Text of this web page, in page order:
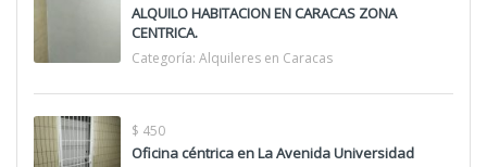
ALQUILO HABITACION EN CARACAS ZONA
CENTRICA.
Categoría: Alquileres en Caracas
$ 450
Oficina céntrica en La Avenida Universidad